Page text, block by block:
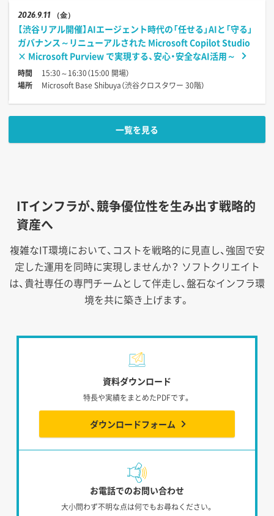
20269.11 （金）
【渋谷リアル開催】AIエージェント時代の「任せる」AIと「守る」
ガバナンス～リニューアルされた Microsoft Copilot Studio
× Microsoft Purview で実現する、安心・安全なAI活用～
時間
15:30～16:30（15:00 開場）
場所
Microsoft Base Shibuya（渋谷クロスタワー 30階）
一覧を見る
ITインフラが、競争優位性を生み出す戦略的
資産へ
複雑なIT環境において、コストを戦略的に見直し、強固で安
定した運用を同時に実現しませんか？ ソフトクリエイト
は、貴社専任の専門チームとして伴走し、盤石なインフラ環
境を共に築き上げます。
資料ダウンロード
特長や実績をまとめたPDFです。
ダウンロードフォーム
お電話でのお問い合わせ
大小問わず不明な点は何でもお尋ねください。